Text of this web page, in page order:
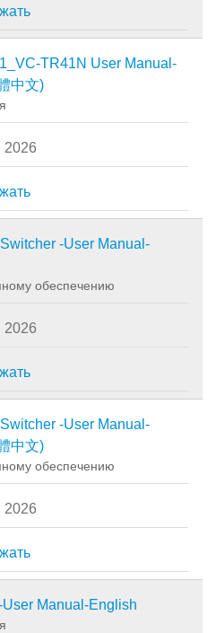
TR41N User Manual-
中文)
2026
-User Manual-
обеспечению
2026
-User Manual-
中文)
обеспечению
2026
Manual-English